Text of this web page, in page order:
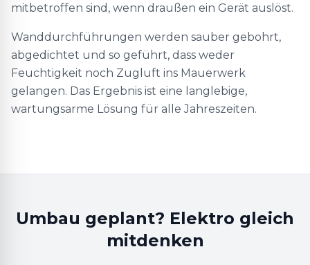
mitbetroffen sind, wenn draußen ein Gerät auslöst.
Wanddurchführungen werden sauber gebohrt,
abgedichtet und so geführt, dass weder
Feuchtigkeit noch Zugluft ins Mauerwerk
gelangen. Das Ergebnis ist eine langlebige,
wartungsarme Lösung für alle Jahreszeiten.
Umbau geplant? Elektro gleich
mitdenken